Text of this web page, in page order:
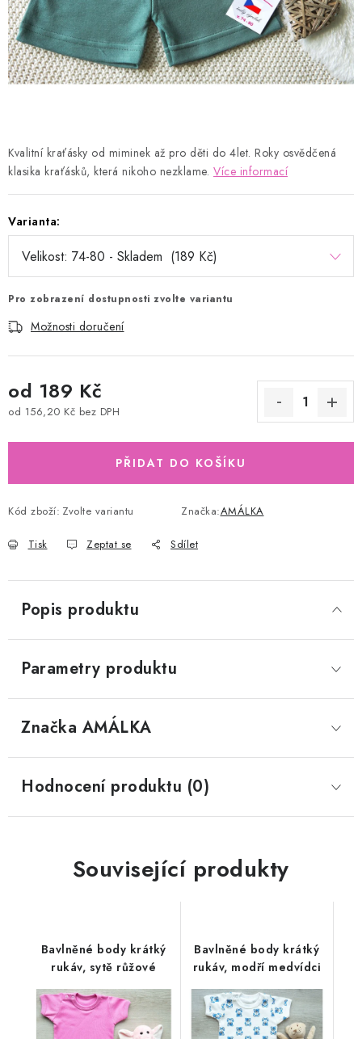
Kontakty Proč AMÁLKA?
Doprava a platba
Tabulka velikostí
Postup pro vrácení a výměnu
Velkoobchod
Obchodní podmínky
Podmínky ochrany osobních údajů
Blog
Kvalitní kraťásky od miminek až pro děti do 4let. Roky osvědčená
klasika kraťásků, která nikoho nezklame. Více informací
Varianta:
Pro zobrazení dostupnosti zvolte variantu
Možnosti doručení
od 189 Kč
od 156,20 Kč bez DPH
PŘIDAT DO KOŠÍKU
Kód zboží: Zvolte variantu Značka:AMÁLKA
Tisk Zeptat se Sdílet
Popis produktu
Parametry produktu
Značka AMÁLKA
Hodnocení produktu (0)
Související produkty
Bavlněné body krátký
rukáv, sytě růžové
Bavlněné body krátký
rukáv, modří medvídci